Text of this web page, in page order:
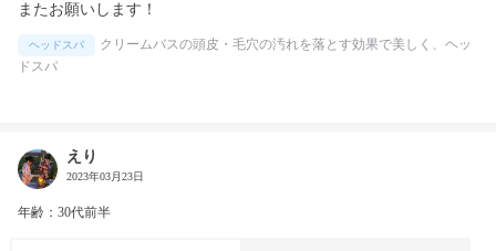
またお願いします！
ヘッドスパ
クリームバスの頭皮・毛穴の汚れを落とす効果で美しく、ヘッ
ドスパ
えり
2023年03月23日
年齢：30代前半